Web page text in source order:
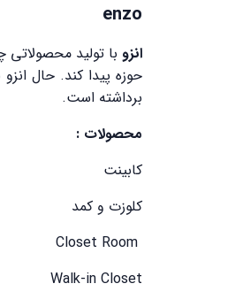
enzo
انزو با تولید محصولاتی
برداشته‌ است.
محصولات :
کابینت
کلوزت و کمد
Walk-in Closet